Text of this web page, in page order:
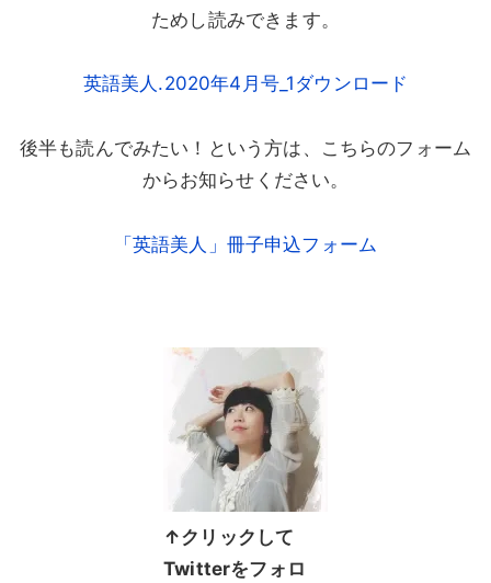
ためし読みできます。
英語美人.2020年4月号_1ダウンロード
後半も読んでみたい！という方は、こちらのフォーム
からお知らせください。
「英語美人」冊子申込フォーム
↑クリックして
Twitterをフォロ